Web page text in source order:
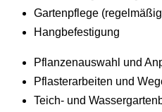
Gartenpflege
Hangbefestigung
Pflanzenauswahl und
Pflasterarbeiten und
Teich- und